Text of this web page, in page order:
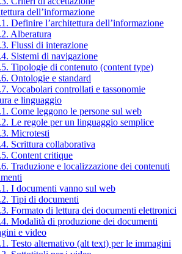
dell’informazione
Definire l’architettura dell’informazione
Alberatura
Flussi di interazione
Sistemi di navigazione
Tipologie di contenuto (content type)
Ontologie e standard
Vocabolari controllati e tassonomie
e linguaggio
Come leggono le persone sul web
Le regole per un linguaggio semplice
Microtesti
Scrittura collaborativa
Content critique
Traduzione e localizzazione dei contenuti
I documenti vanno sul web
Tipi di documenti
Formato di lettura dei documenti elettronici
Modalità di produzione dei documenti
e video
Testo alternativo (alt text) per le immagini